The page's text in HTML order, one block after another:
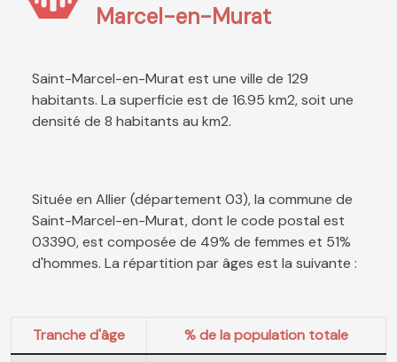
Marcel-en-Murat
Saint-Marcel-en-Murat est une ville de 129
habitants. La superficie est de 16.95 km2, soit une
densité de 8 habitants au km2.
Située en Allier (département 03), la commune de
Saint-Marcel-en-Murat, dont le code postal est
03390, est composée de 49% de femmes et 51%
d'hommes. La répartition par âges est la suivante :
Tranche d'âge
% de la population totale